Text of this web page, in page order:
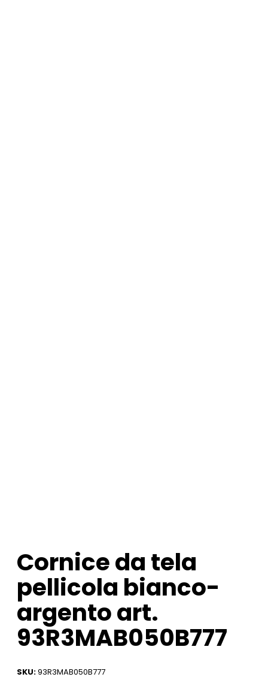
Cornice da tela
pellicola bianco-
argento art.
93R3MAB050B777
SKU:93R3MAB050B777